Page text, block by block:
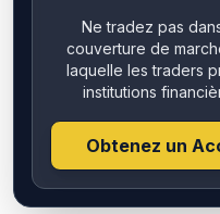
Ne tradez pas
couverture de
laquelle les traders
institutions
Obtenez un